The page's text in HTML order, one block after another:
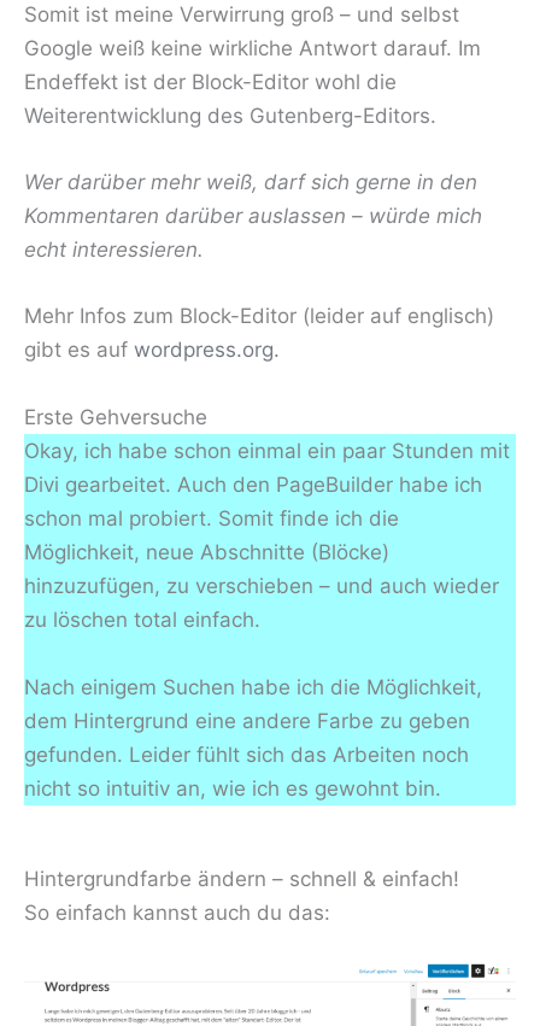
Somit ist meine Verwirrung groß – und selbst
Google weiß keine wirkliche Antwort darauf. Im
Endeffekt ist der Block-Editor wohl die
Weiterentwicklung des Gutenberg-Editors.
Wer darüber mehr weiß, darf sich gerne in den
Kommentaren darüber auslassen – würde mich
echt interessieren.
Mehr Infos zum Block-Editor (leider auf englisch)
gibt es auf wordpress.org.
Erste Gehversuche
Okay, ich habe schon einmal ein paar Stunden mit
Divi gearbeitet. Auch den PageBuilder habe ich
schon mal probiert. Somit finde ich die
Möglichkeit, neue Abschnitte (Blöcke)
hinzuzufügen, zu verschieben – und auch wieder
zu löschen total einfach.
Nach einigem Suchen habe ich die Möglichkeit,
dem Hintergrund eine andere Farbe zu geben
gefunden. Leider fühlt sich das Arbeiten noch
nicht so intuitiv an, wie ich es gewohnt bin.
Hintergrundfarbe ändern – schnell & einfach!
So einfach kannst auch du das: